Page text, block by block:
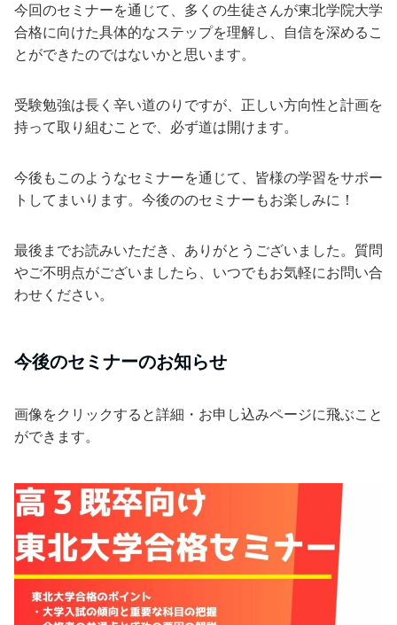
今回のセミナーを通じて、多くの生徒さんが東北学院大学
合格に向けた具体的なステップを理解し、自信を深めるこ
とができたのではないかと思います。
受験勉強は長く辛い道のりですが、正しい方向性と計画を
持って取り組むことで、必ず道は開けます。
今後もこのようなセミナーを通じて、皆様の学習をサポー
トしてまいります。今後ののセミナーもお楽しみに！
最後までお読みいただき、ありがとうございました。質問
やご不明点がございましたら、いつでもお気軽にお問い合
わせください。
今後のセミナーのお知らせ
画像をクリックすると詳細・お申し込みページに飛ぶこと
ができます。